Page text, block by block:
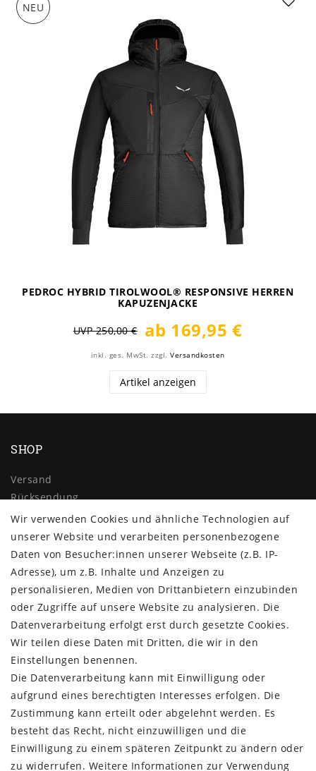
NEU
PEDROC HYBRID TIROLWOOL® RESPONSIVE HERREN
KAPUZENJACKE
UVP 250,00 € ab 169,95 €
inkl. ges. MwSt. zzgl.Versandkosten
Artikel anzeigen
SHOP
Versand
Rücksendung
Widerrufs­recht
Impressum
Daten­schutz­erklärung
AGB
Kontakt
ZAHLUNG & VERSAND
Wir verwenden Cookies und ähnliche Technologien auf
unserer Website und verarbeiten personenbezogene
Daten von Besucher:innen unserer Webseite (z.B. IP-
Adresse), um z.B. Inhalte und Anzeigen zu
personalisieren, Medien von Drittanbietern einzubinden
oder Zugriffe auf unsere Website zu analysieren. Die
Datenverarbeitung erfolgt erst durch gesetzte Cookies.
Wir teilen diese Daten mit Dritten, die wir in den
Einstellungen benennen.
Die Datenverarbeitung kann mit Einwilligung oder
aufgrund eines berechtigten Interesses erfolgen. Die
Zustimmung kann erteilt oder abgelehnt werden. Es
besteht das Recht, nicht einzuwilligen und die
Einwilligung zu einem späteren Zeitpunkt zu ändern oder
zu widerrufen. Weitere Informationen zur Verwendung